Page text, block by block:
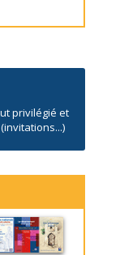
privilégié et